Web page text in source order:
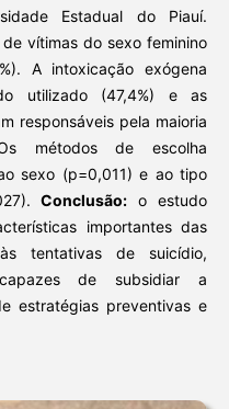
Estadual do Piauí.
vítimas do sexo feminino
A intoxicação exógena
utilizado (47,4%) e as
responsáveis pela maioria
métodos de escolha
sexo (p=0,011) e ao tipo
Conclusão: o estudo
importantes das
tentativas de suicídio,
capazes de subsidiar a
estratégias preventivas e